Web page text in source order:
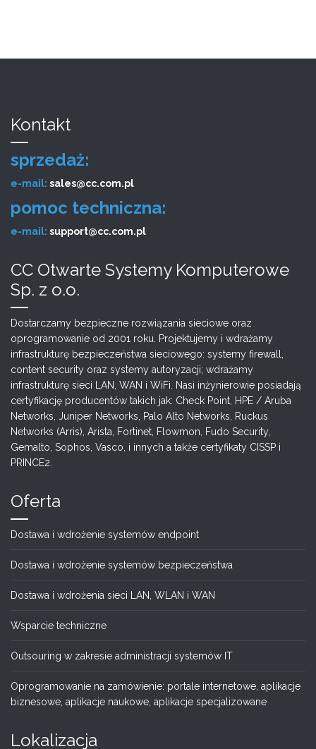
Kontakt
sprzedaż:
e-mail: sales@cc.com.pl
pomoc techniczna:
e-mail: support@cc.com.pl
CC Otwarte Systemy Komputerowe
Sp. z o.o.
Dostarczamy bezpieczne rozwiązania sieciowe oraz
oprogramowanie od 2001 roku. Projektujemy i wdrażamy
infrastrukturę bezpieczeństwa sieciowego: systemy firewall,
content security oraz systemy autoryzacji; wdrażamy
infrastrukturę sieci LAN, WAN i WiFi. Nasi inżynierowie posiadają
certyfikację producentów takich jak: Check Point, HPE / Aruba
Networks, Juniper Networks, Palo Alto Networks, Ruckus
Networks (Arris), Arista, Fortinet, Flowmon, Fudo Security,
Gemalto, Sophos, Vasco, i innych a także certyfikaty CISSP i
PRINCE2.
Oferta
Dostawa i wdrożenie systemów endpoint
Dostawa i wdrożenie systemów bezpieczeństwa
Dostawa i wdrożenia sieci LAN, WLAN i WAN
Wsparcie techniczne
Outsouring w zakresie administracji systemów IT
Oprogramowanie na zamówienie: portale internetowe, aplikacje
biznesowe, aplikacje naukowe, aplikacje specjalizowane
Lokalizacja